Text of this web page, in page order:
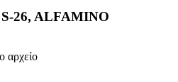
S-26, ALFAMINO
αρχείο